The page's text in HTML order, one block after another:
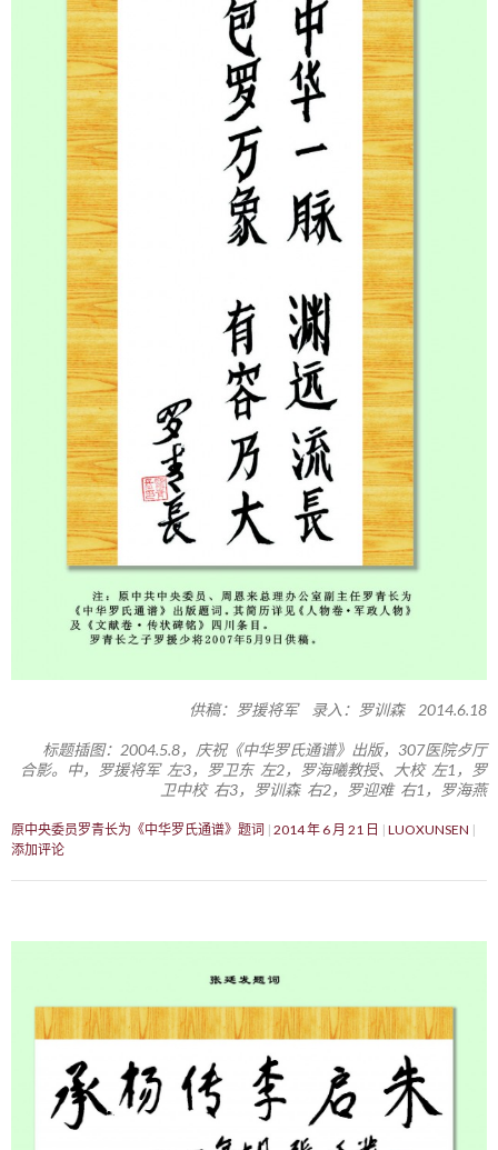
供稿：罗援将军 录入：罗训森 2014.6.18
标题插图：2004.5.8，庆祝《中华罗氏通谱》出版，307医院歺厅
合影。中，罗援将军 左3，罗卫东 左2，罗海曦教授、大校 左1，罗
卫中校 右3，罗训森 右2，罗迎难 右1，罗海燕
原中央委员罗青长为《中华罗氏通谱》题词 2014 年 6 月 21 日
LUOXUNSEN
添加评论